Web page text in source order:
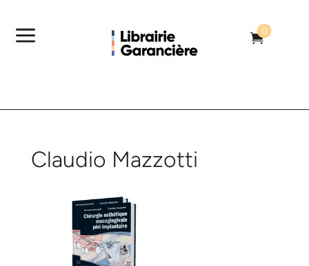
a 
0
Claudio Mazzotti